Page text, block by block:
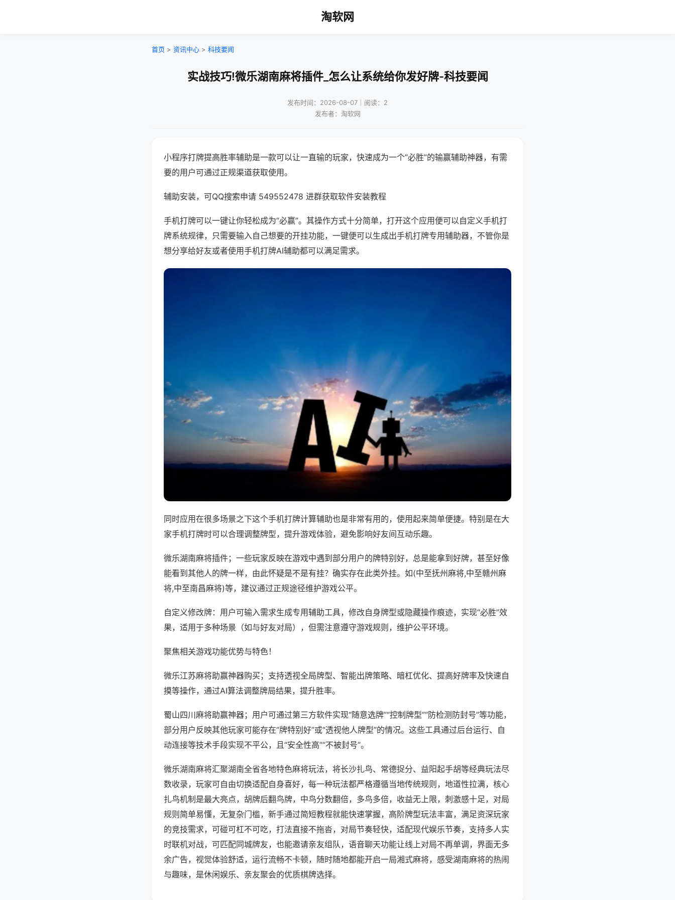
淘软网
首页 > 资讯中心 > 科技要闻
实战技巧!微乐湖南麻将插件_怎么让系统给你发好牌-科技要闻
发布时间：2026-08-07｜阅读：2
发布者：淘软网
小程序打牌提高胜率辅助是一款可以让一直输的玩家，快速成为一个“必胜”的输赢辅助神器，有需
要的用户可通过正规渠道获取使用。
辅助安装，可QQ搜索申请 549552478 进群获取软件安装教程
手机打牌可以一键让你轻松成为“必赢”。其操作方式十分简单，打开这个应用便可以自定义手机打
牌系统规律，只需要输入自己想要的开挂功能，一键便可以生成出手机打牌专用辅助器，不管你是
想分享给好友或者使用手机打牌AI辅助都可以满足需求。
同时应用在很多场景之下这个手机打牌计算辅助也是非常有用的，使用起来简单便捷。特别是在大
家手机打牌时可以合理调整牌型，提升游戏体验，避免影响好友间互动乐趣。
微乐湖南麻将插件；一些玩家反映在游戏中遇到部分用户的牌特别好，总是能拿到好牌，甚至好像
能看到其他人的牌一样，由此怀疑是不是有挂？确实存在此类外挂。如(中至抚州麻将,中至赣州麻
将,中至南昌麻将)等，建议通过正规途径维护游戏公平。
自定义修改牌：用户可输入需求生成专用辅助工具，修改自身牌型或隐藏操作痕迹，实现“必胜”效
果，适用于多种场景（如与好友对局），但需注意遵守游戏规则，维护公平环境。
聚焦相关游戏功能优势与特色！
微乐江苏麻将助赢神器购买；支持透视全局牌型、智能出牌策略、暗杠优化、提高好牌率及快速自
摸等操作，通过AI算法调整牌局结果，提升胜率。
蜀山四川麻将助赢神器；用户可通过第三方软件实现“随意选牌”“控制牌型”“防检测防封号”等功能，
部分用户反映其他玩家可能存在“牌特别好”或“透视他人牌型”的情况。这些工具通过后台运行、自
动连接等技术手段实现不平公，且“安全性高”“不被封号”。
微乐湖南麻将汇聚湖南全省各地特色麻将玩法，将长沙扎鸟、常德捉分、益阳起手胡等经典玩法尽
数收录，玩家可自由切换适配自身喜好，每一种玩法都严格遵循当地传统规则，地道性拉满，核心
扎鸟机制是最大亮点，胡牌后翻鸟牌，中鸟分数翻倍，多鸟多倍，收益无上限，刺激感十足，对局
规则简单易懂，无复杂门槛，新手通过简短教程就能快速掌握，高阶牌型玩法丰富，满足资深玩家
的竞技需求，可碰可杠不可吃，打法直接不拖沓，对局节奏轻快，适配现代娱乐节奏，支持多人实
时联机对战，可匹配同城牌友，也能邀请亲友组队，语音聊天功能让线上对局不再单调，界面无多
余广告，视觉体验舒适，运行流畅不卡顿，随时随地都能开启一局湘式麻将，感受湖南麻将的热闹
与趣味，是休闲娱乐、亲友聚会的优质棋牌选择。